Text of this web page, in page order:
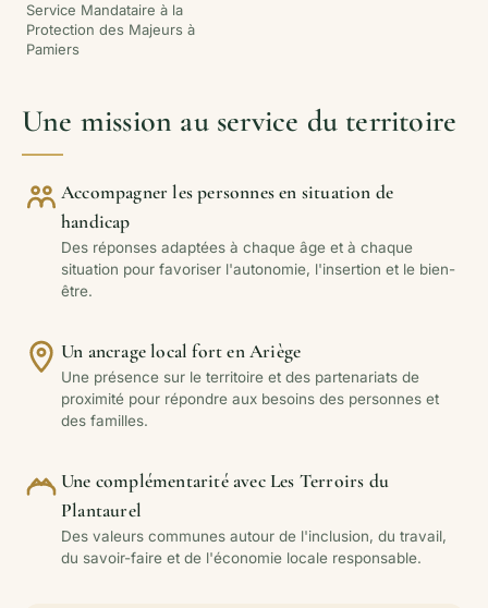
Service Mandataire à la
Protection des Majeurs à
Pamiers
Une mission au service du territoire
Accompagner les personnes en situation de
handicap
Des réponses adaptées à chaque âge et à chaque
situation pour favoriser l'autonomie, l'insertion et le bien-
être.
Un ancrage local fort en Ariège
Une présence sur le territoire et des partenariats de
proximité pour répondre aux besoins des personnes et
des familles.
Une complémentarité avec Les Terroirs du
Plantaurel
Des valeurs communes autour de l'inclusion, du travail,
du savoir-faire et de l'économie locale responsable.